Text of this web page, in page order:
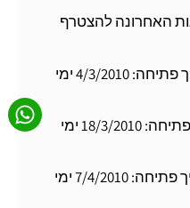
האחרונה להצטרף
קורס בוקר, מתחילים ת"א, תאריך פתיחה: 4/3/2010 ימי
קורס ערב, העשרה ת"א , תאריך פתיחה: 18/3/2010 ימי
קורס ערב, מתחילים חיפה, תאריך פתיחה: 7/4/2010 ימי